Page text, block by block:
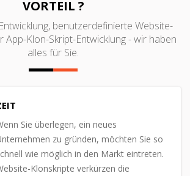
VORTEIL ?
benutzerdefinierte Website-
App-Klon-Skript-Entwicklung - wir haben
alles für Sie.
Sie überlegen, ein neues
zu gründen, möchten Sie so
wie möglich in den Markt eintreten.
Klonskripte verkürzen die